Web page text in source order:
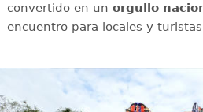
convertido en un orgullo
encuentro para locales y